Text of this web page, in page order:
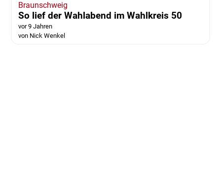
Braunschweig
So lief der Wahlabend im Wahlkreis 50
vor 9 Jahren
von Nick Wenkel